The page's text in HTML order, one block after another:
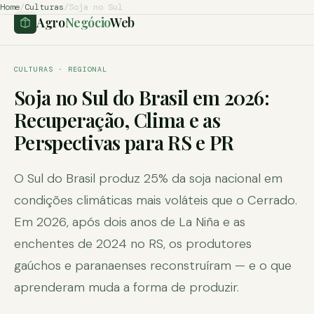
AgroNegócioWeb
Home/Culturas/Soja no Sul
CULTURAS · REGIONAL
Soja no Sul do Brasil em 2026:
Recuperação, Clima e as
Perspectivas para RS e PR
O Sul do Brasil produz 25% da soja nacional em
condições climáticas mais voláteis que o Cerrado.
Em 2026, após dois anos de La Niña e as
enchentes de 2024 no RS, os produtores
gaúchos e paranaenses reconstruíram — e o que
aprenderam muda a forma de produzir.